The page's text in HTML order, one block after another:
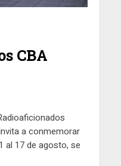
CBA
a conmemorar
al 17 de agosto, se